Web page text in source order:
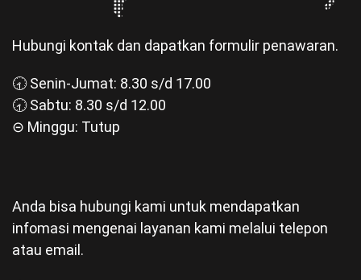
Hubungi kontak dan dapatkan formulir penawaran.
🕣 Senin-Jumat: 8.30 s/d 17.00
🕣 Sabtu: 8.30 s/d 12.00
⊝ Minggu: Tutup
Anda bisa hubungi kami untuk mendapatkan
infomasi mengenai layanan kami melalui telepon
atau email.